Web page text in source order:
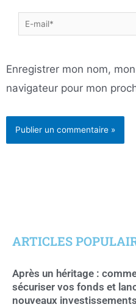
E-
mail*
Enregistrer mon nom,
navigateur pour mon
ARTICLES
Après un héritage :
sécuriser vos fonds et
nouveaux